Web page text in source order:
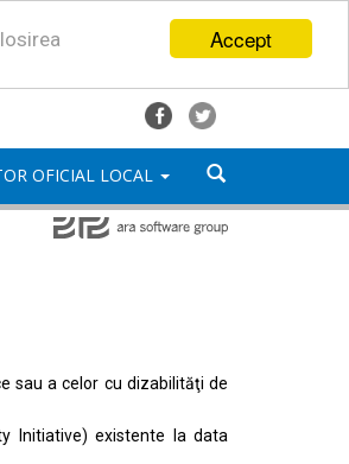
Accept
OFICIAL LOCAL
sau a celor cu dizabilităţi de
Initiative) existente la data